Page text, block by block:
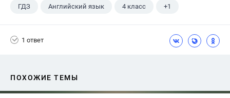
ГДЗ Английский язык 4 класс +1
1 ответ
ПОХОЖИЕ ТЕМЫ